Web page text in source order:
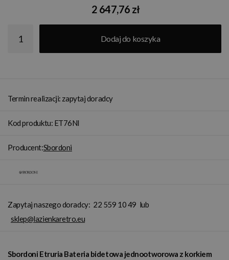
2 647,76 zł
Dodaj do koszyka
Termin realizacji: zapytaj doradcy
Kod produktu: ET76NI
Producent:Sbordoni
Zapytaj naszego doradcy: 22 559 10 49 lub
sklep@lazienkaretro.eu
Sbordoni Etruria Bateria bidetowa jednootworowa z korkiem